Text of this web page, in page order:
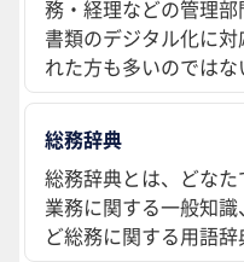
務・経理などの管理
書類のデジタル化に
れた方も多いのではな
総務辞典
総務辞典とは、どな
業務に関する一般知
ど総務に関する用語辞